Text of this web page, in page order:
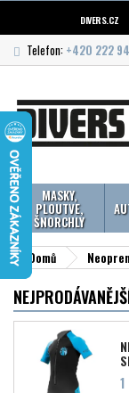
DIVERS.CZ
Telefon: +420 222
MASKY,
PLOUTVE,
ŠNORCHLY
Domů